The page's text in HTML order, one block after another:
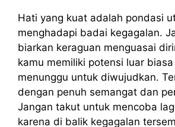
Hati yang kuat adalah pondasi
menghadapi badai kegagalan.
biarkan keraguan menguasai
kamu memiliki potensi luar
menunggu untuk diwujudkan.
dengan penuh semangat dan
Jangan takut untuk mencoba
karena di balik kegagalan